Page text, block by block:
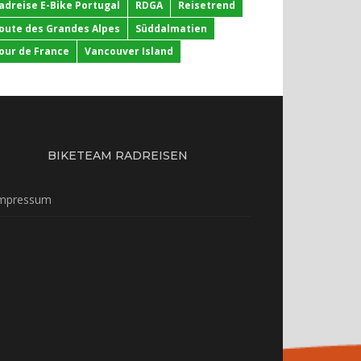
E-Bike Portugal
RDGA
Reisetrend
des Grandes Alpes
Süddalmatien
de France
Vancouver Island
BIKETEAM RADREISEN